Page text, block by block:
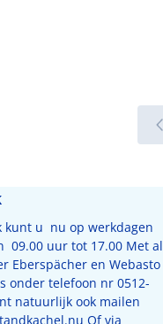
kunt u nu op werkdagen
09.00 uur tot 17.00 Met al
Eberspächer en Webasto
onder telefoon nr 0512-
natuurlijk ook mailen
Of via